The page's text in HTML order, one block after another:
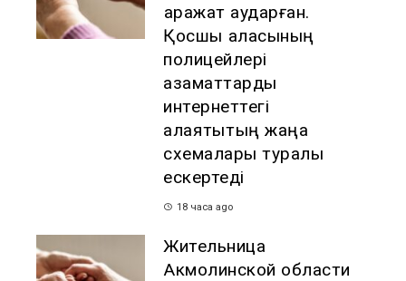
қаражат аударған.
Қосшы қаласының
полицейлері
азаматтарды
интернеттегі
алаяқтықтың жаңа
схемалары туралы
ескертеді
18 часа ago
Жительница
Акмолинской области